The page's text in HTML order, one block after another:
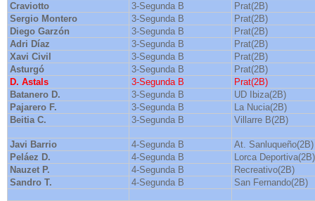
Craviotto
3-Segunda B
Prat(2B)
Sergio Montero
3-Segunda B
Prat(2B)
Diego Garzón
3-Segunda B
Prat(2B)
Adri Díaz
3-Segunda B
Prat(2B)
Xavi Civil
3-Segunda B
Prat(2B)
Asturgó
3-Segunda B
Prat(2B)
D. Astals
3-Segunda B
Prat(2B)
Batanero D.
3-Segunda B
UD Ibiza(2B)
Pajarero F.
3-Segunda B
La Nucia(2B)
Beitia C.
3-Segunda B Villarre B(2B)
Javi Barrio 4-Segunda B
At. Sanluqueño(2B)
Peláez D.
4-Segunda B
Lorca Deportiva(2B)
Nauzet P.
4-Segunda B
Recreativo(2B)
Sandro T.
4-Segunda B San Fernando(2B)